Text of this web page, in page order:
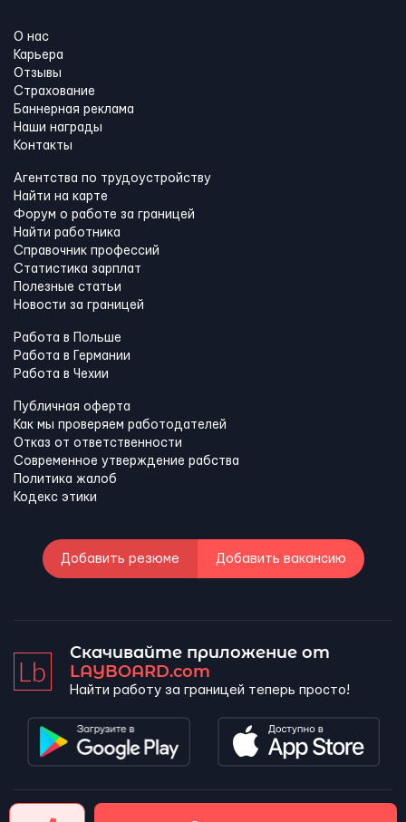
О нас
Карьера
Отзывы
Страхование
Баннерная реклама
Наши награды
Контакты
Агентства по трудоустройству
Найти на карте
Форум о работе за границей
Найти работника
Справочник профессий
Статистика зарплат
Полезные статьи
Новости за границей
Работа в Польше
Работа в Германии
Работа в Чехии
Публичная оферта
Как мы проверяем работодателей
Отказ от ответственности
Современное утверждение рабства
Политика жалоб
Кодекс этики
Добавить резюме Добавить вакансию
Скачивайте приложение от
LAYBOARD.com
Найти работу за границей теперь просто!
LAYBOARD, SL Copyright 2026 ©